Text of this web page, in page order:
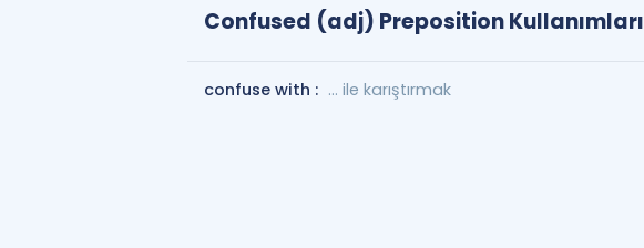
Confused (adj) Preposition Kullanımları
confuse with : ... ile karıştırmak